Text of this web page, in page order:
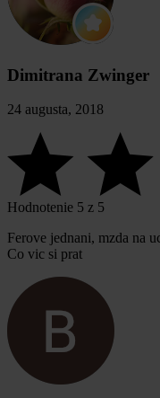
Dimitrana Zwinger
24 augusta, 2018
Hodnotenie 5 z 5
Ferove jednani, mzda na
Co vic si prat